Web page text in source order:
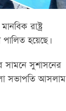
রাষ্ট্র
হয়েছে।
সামনে সুশাসনের
সভাপতি আসলাম